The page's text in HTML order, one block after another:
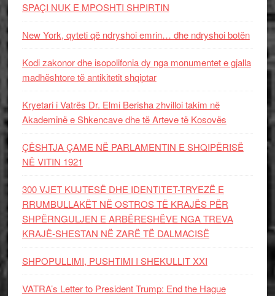
SPAÇI NUK E MPOSHTI SHPIRTIN
New York, qyteti që ndryshoi emrin… dhe ndryshoi botën
Kodi zakonor dhe isopolifonia dy nga monumentet e gjalla
madhështore të antikitetit shqiptar
Kryetari i Vatrës Dr. Elmi Berisha zhvilloi takim në
Akademinë e Shkencave dhe të Arteve të Kosovës
ÇËSHTJA ÇAME NË PARLAMENTIN E SHQIPËRISË
NË VITIN 1921
300 VJET KUJTESË DHE IDENTITET-TRYEZË E
RRUMBULLAKËT NË OSTROS TË KRAJËS PËR
SHPËRNGULJEN E ARBËRESHËVE NGA TREVA
KRAJË-SHESTAN NË ZARË TË DALMACISË
SHPOPULLIMI, PUSHTIMI I SHEKULLIT XXI
VATRA’s Letter to President Trump: End the Hague